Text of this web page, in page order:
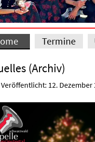
Termine
(Archiv)
Veröffentlicht: 12. Dezember